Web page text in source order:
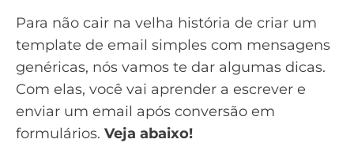
Para não cair na velha história de criar um
template de email simples com mensagens
genéricas, nós vamos te dar algumas dicas.
Com elas, você vai aprender a escrever e
enviar um email após conversão em
formulários. Veja abaixo!